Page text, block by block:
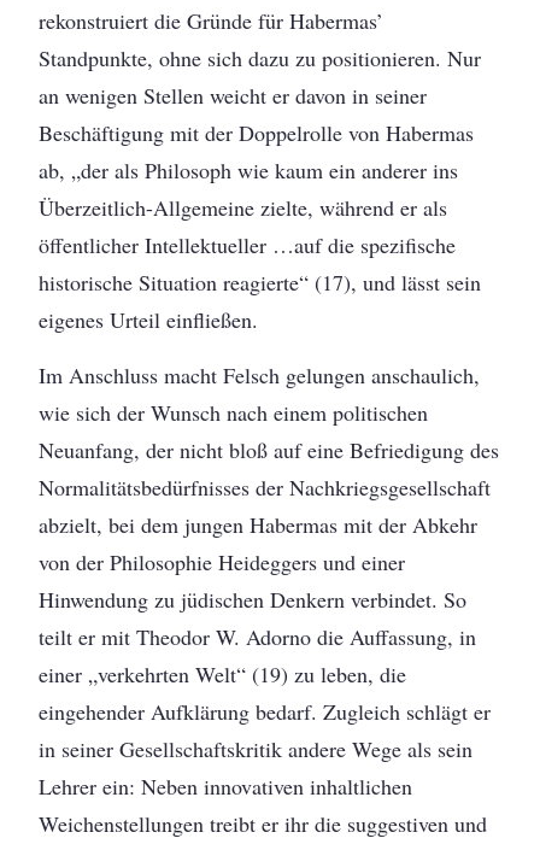
rekonstruiert die Gründe für Habermas’
Standpunkte, ohne sich dazu zu positionieren. Nur
an wenigen Stellen weicht er davon in seiner
Beschäftigung mit der Doppelrolle von Habermas
ab, „der als Philosoph wie kaum ein anderer ins
Überzeitlich-Allgemeine zielte, während er als
öffentlicher Intellektueller …auf die spezifische
historische Situation reagierte“ (17), und lässt sein
eigenes Urteil einfließen.
Im Anschluss macht Felsch gelungen anschaulich,
wie sich der Wunsch nach einem politischen
Neuanfang, der nicht bloß auf eine Befriedigung des
Normalitätsbedürfnisses der Nachkriegsgesellschaft
abzielt, bei dem jungen Habermas mit der Abkehr
von der Philosophie Heideggers und einer
Hinwendung zu jüdischen Denkern verbindet. So
teilt er mit Theodor W. Adorno die Auffassung, in
einer „verkehrten Welt“ (19) zu leben, die
eingehender Aufklärung bedarf. Zugleich schlägt er
in seiner Gesellschaftskritik andere Wege als sein
Lehrer ein: Neben innovativen inhaltlichen
Weichenstellungen treibt er ihr die suggestiven und